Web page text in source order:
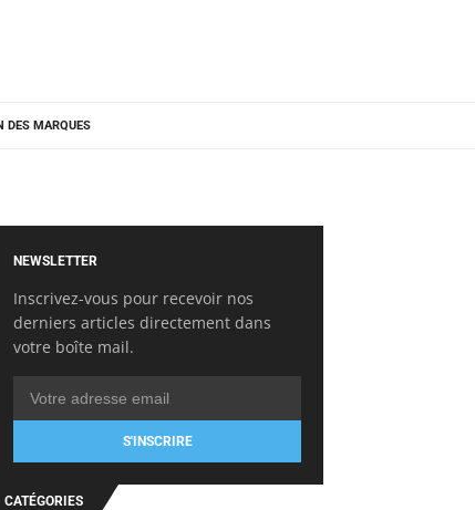
DES MARQUES
NEWSLETTER
Inscrivez-vous pour recevoir nos
derniers articles directement dans
votre boîte mail.
S'INSCRIRE
CATÉGORIES